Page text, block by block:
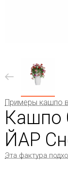
Примеры кашпо
Кашпо
ЙАР
Эта фактура